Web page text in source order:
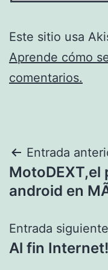
Este sitio usa
Aprende cómo
comentarios.
de
Entrada
MotoDEXT,el
android en
Entrada siguiente
Al fin